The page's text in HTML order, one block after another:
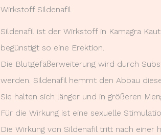
Wirkstoff Sildenafil
Sildenafil ist der Wirkstoff in Kamagra
begünstigt so eine Erektion.
Die Blutgefäßerweiterung wird durch
werden. Sildenafil hemmt den Abbau
Sie halten sich länger und in größeren
Für die Wirkung ist eine sexuelle
Die Wirkung von Sildenafil tritt nach